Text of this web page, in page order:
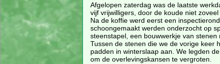
Afgelopen zaterdag was de laatste
vijf vrijwilligers, door de koude niet
Na de koffie werd eerst een
schoongemaakt werden onderzocht op
steenstapel, een bouwwerkje van
Tussen de stenen die we de vorige keer
padden in winterslaap aan. We legden
om de overlevingskansen te vergroten.